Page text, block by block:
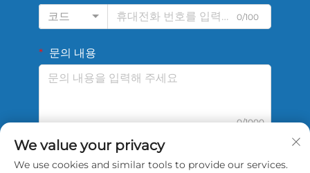
코드
0/100
문의 내용
0/1000
제출
We value your privacy
We use cookies and similar tools to provide our services.